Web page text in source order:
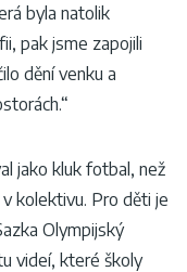
byla natolik
pak jsme zapojili
dění venku a
jako kluk fotbal, než
kolektivu. Pro děti je
Olympijský
videí, které školy